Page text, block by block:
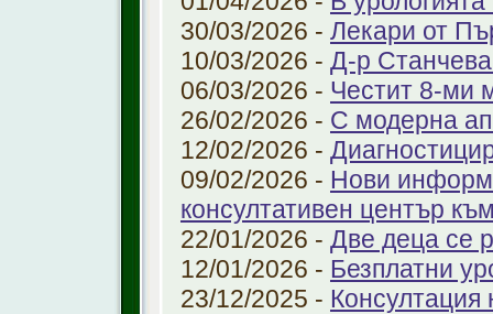
30/03/2026 - Лекари от
10/03/2026 - Д-р
06/03/2026 - Честит 8-ми
26/02/2026 - С модерна
12/02/2026 -
09/02/2026 - Нови
консултативен център
22/01/2026 - Две деца се
12/01/2026 - Безплатни
23/12/2025 - Консултация